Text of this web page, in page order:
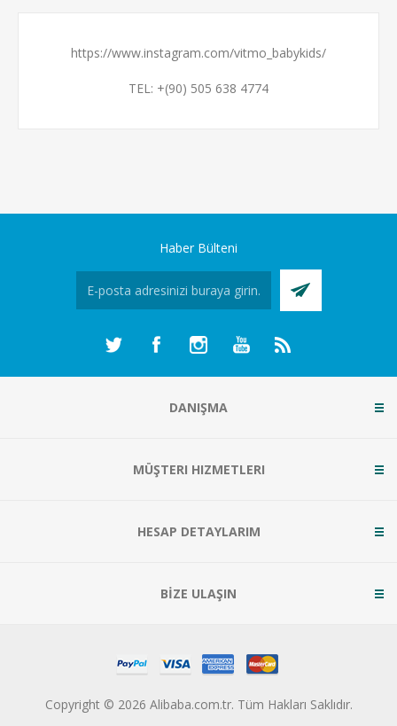
https://www.instagram.com/vitmo_babykids/
TEL: +(90) 505 638 4774
Haber Bülteni
DANIŞMA
MÜŞTERI HIZMETLERI
HESAP DETAYLARIM
BİZE ULAŞIN
Copyright © 2026 Alibaba.com.tr. Tüm Hakları Saklıdır.